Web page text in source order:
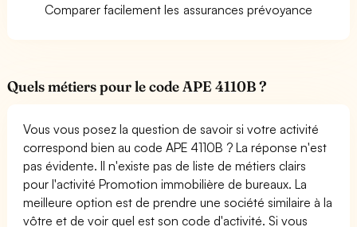
Comparer facilement les assurances prévoyance
Quels métiers pour le code APE 4110B ?
Vous vous posez la question de savoir si votre activité
correspond bien au code APE 4110B ? La réponse n'est
pas évidente. Il n'existe pas de liste de métiers clairs
pour l'activité Promotion immobilière de bureaux. La
meilleure option est de prendre une société similaire à la
vôtre et de voir quel est son code d'activité. Si vous